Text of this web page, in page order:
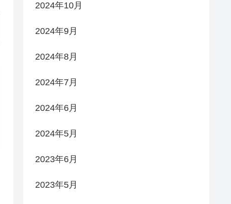
2024年10月
2024年9月
2024年8月
2024年7月
2024年6月
2024年5月
2023年6月
2023年5月